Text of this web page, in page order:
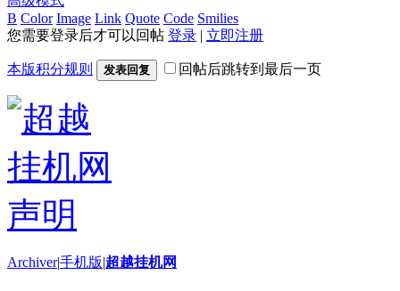
B Color Image Link Quote Code Smilies
您需要登录后才可以回帖 登录 | 立即注册
本版积分规则 发表回复 回帖后跳转到最后一页
Archiver|手机版|超越挂机网